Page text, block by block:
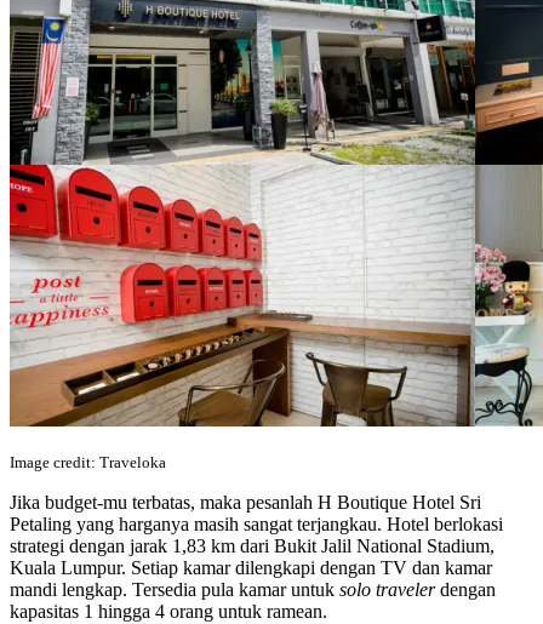
Image credit: Traveloka
Jika budget-mu terbatas, maka pesanlah H Boutique Hotel Sri
Petaling yang harganya masih sangat terjangkau. Hotel berlokasi
strategi dengan jarak 1,83 km dari Bukit Jalil National Stadium,
Kuala Lumpur. Setiap kamar dilengkapi dengan TV dan kamar
mandi lengkap. Tersedia pula kamar untuk solo travelerdengan
kapasitas 1 hingga 4 orang untuk ramean.